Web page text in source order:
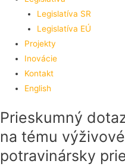
Legislatíva SR
Legislatíva EÚ
Projekty
Inovácie
Kontakt
English
Prieskumný
na tému
potravinársky